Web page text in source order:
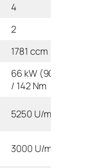
4
2
1781 ccm
66 kW (90 PS)
/ 142 Nm
5250 U/min
3000 U/min